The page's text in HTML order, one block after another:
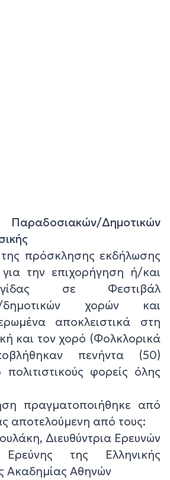
Δημοτικών
πρόσκλησης εκδήλωσης
για την επιχορήγηση ή/και
σε Φεστιβάλ
δημοτικών χορών και
αποκλειστικά στη
και τον χορό (Φολκλορικά
πενήντα (50)
φορείς όλης
πραγματοποιήθηκε από
αποτελούμενη από τους:
Διευθύντρια Ερευνών
της Ελληνικής
Ακαδημίας Αθηνών